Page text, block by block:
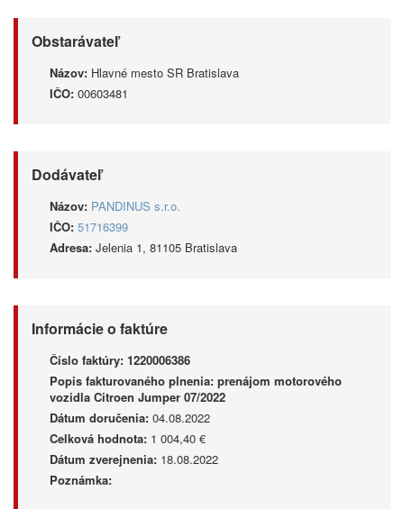
Obstarávateľ
Názov: Hlavné mesto SR Bratislava
IČO: 00603481
Dodávateľ
Názov: PANDINUS s.r.o.
IČO: 51716399
Adresa: Jelenia 1, 81105 Bratislava
Informácie o faktúre
Číslo faktúry: 1220006386
Popis fakturovaného plnenia: prenájom motorového
vozidla Citroen Jumper 07/2022
Dátum doručenia: 04.08.2022
Celková hodnota: 1 004,40 €
Dátum zverejnenia: 18.08.2022
Poznámka: